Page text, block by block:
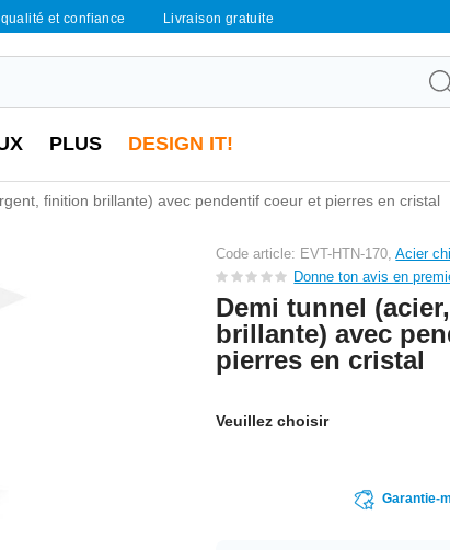
qualité et confiance Livraison gratuite
PLUS DESIGN IT!
finition brillante) avec pendentif coeur et pierres en cristal
Code article: EVT-HTN-170,Acier
Donne ton avis en
Demi tunnel
brillante) avec
pierres en cristal
Veuillez choisir
Garantie-